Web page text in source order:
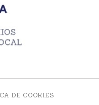
DE COOKIES